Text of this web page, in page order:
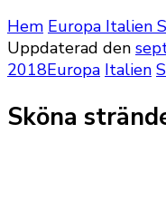
Hem Europa Italien
Uppdaterad den
2018Europa Italien
Sköna